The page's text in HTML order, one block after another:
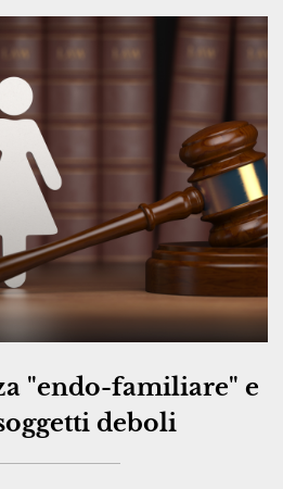
"endo-familiare" e
deboli